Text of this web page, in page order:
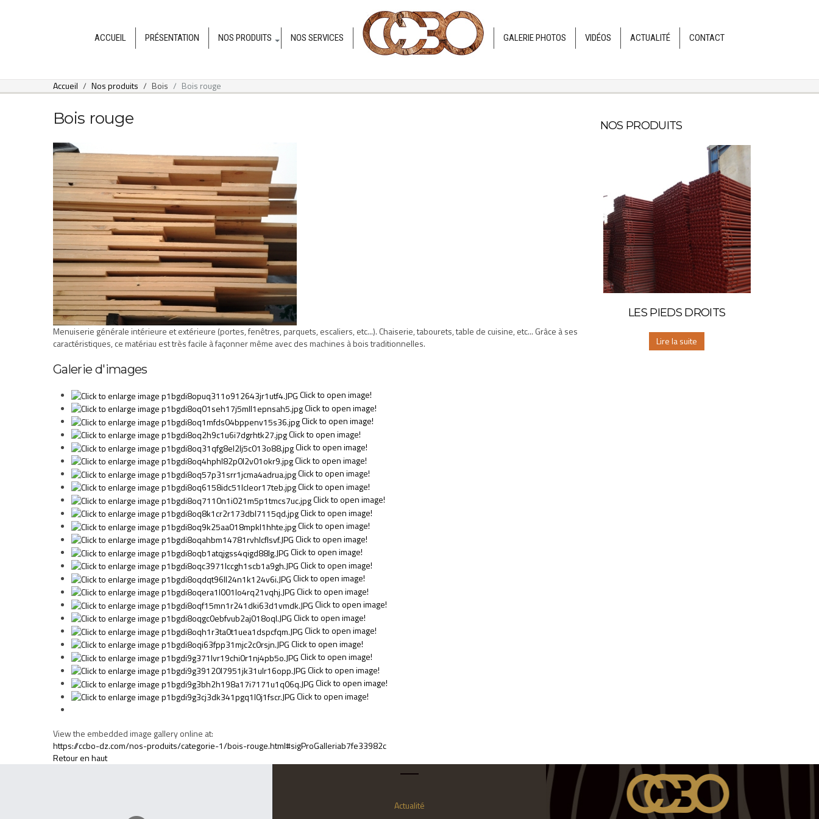
ACCUEIL PRÉSENTATION NOS PRODUITS NOS SERVICES GALERIE PHOTOS VIDÉOS ACTUALITÉ CONTACT
Accueil Nos produits Bois Bois rouge
Bois rouge
Menuiserie générale intérieure et extérieure (portes, fenêtres, parquets, escaliers, etc...). Chaiserie, tabourets, table de cuisine, etc... Grâce à ses
caractéristiques, ce matériau est très facile à façonner même avec des machines à bois traditionnelles.
Galerie d'images
Click to open image!
Click to open image!
Click to open image!
Click to open image!
Click to open image!
Click to open image!
Click to open image!
Click to open image!
Click to open image!
Click to open image!
Click to open image!
Click to open image!
Click to open image!
Click to open image!
Click to open image!
Click to open image!
Click to open image!
Click to open image!
Click to open image!
Click to open image!
Click to open image!
Click to open image!
Click to open image!
Click to open image!
View the embedded image gallery online at:
https://ccbo-dz.com/nos-produits/categorie-1/bois-rouge.html#sigProGalleriab7fe33982c
Retour en haut
NOS PRODUITS
LES PIEDS DROITS
Lire la suite
Actualité